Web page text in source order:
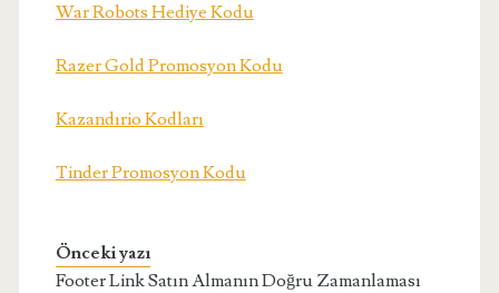
War Robots Hediye Kodu
Razer Gold Promosyon Kodu
Kazandırio Kodları
Tinder Promosyon Kodu
Önceki yazı
Footer Link Satın Almanın Doğru Zamanlaması